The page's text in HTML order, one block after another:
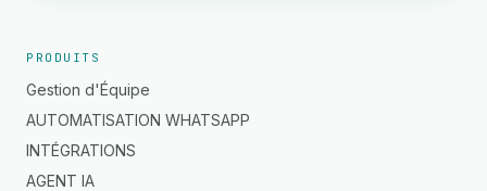
PRODUITS
Gestion d'Équipe
AUTOMATISATION WHATSAPP
INTÉGRATIONS
AGENT IA